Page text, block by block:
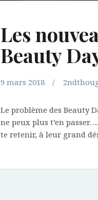
Les
Beauty
9 mars 2018
Le problème des Beauty
ne peux plus t’en
te retenir, à leur grand